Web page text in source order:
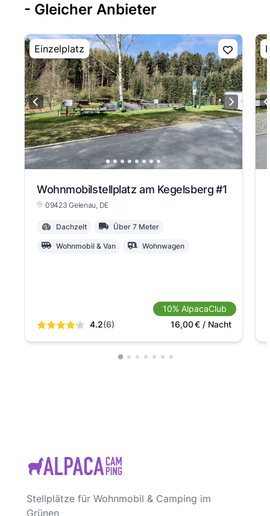
- Gleicher Anbieter
Einzelplatz
Wohnmobilstellplatz am Kegelsberg#1
09423 Gelenau, DE
Dachzelt Über 7 Meter
Wohnmobil & Van Wohnwagen
4.2(6)
10% AlpacaClub
16,00€/ Nacht
Stellplätze für Wohnmobil & Camping im
Grünen